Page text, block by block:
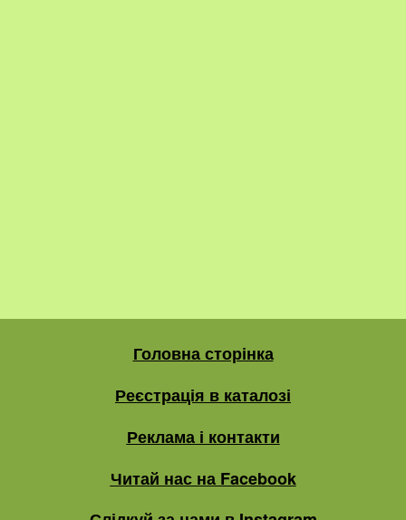
Головна сторінка
Реєстрація в каталозі
Реклама і контакти
Читай нас на Facebook